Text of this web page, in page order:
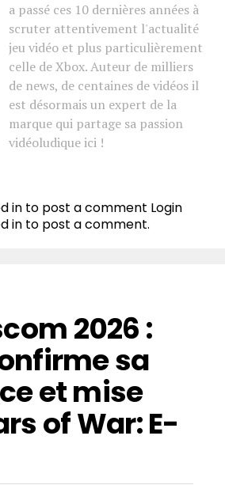
a passé ces 10 dernières années à
scruter attentivement l'actualité
jeu vidéo et plus particulièrement
celle de Xbox. Auteur de milliers
de news, de centaines de vidéos il
est désormais un expert de la
marque qui partage sa passion
vidéoludique ici !
in to post a comment Login
in to post a comment.
2026 :
sa
et mise
of War: E-